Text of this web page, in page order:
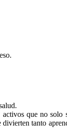
que no solo
tanto